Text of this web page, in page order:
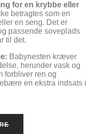
for en krybbe eller
betragtes som en
en seng. Det er
passende soveplads
til det.
Babynesten kræver
herunder vask og
forbliver ren og
en ekstra indsats i